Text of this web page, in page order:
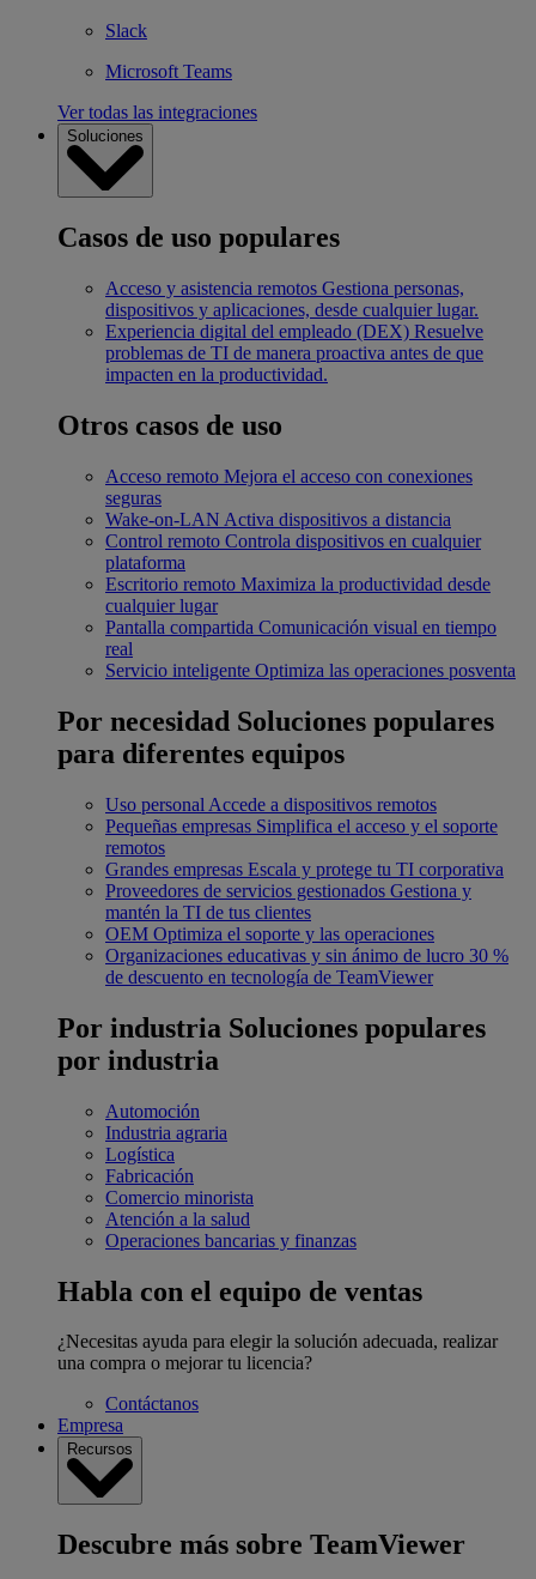
Slack
Microsoft Teams
Ver todas las integraciones
Soluciones
Casos de uso populares
Acceso y asistencia remotos Gestiona personas,
dispositivos y aplicaciones, desde cualquier lugar.
Experiencia digital del empleado (DEX) Resuelve
problemas de TI de manera proactiva antes de que
impacten en la productividad.
Otros casos de uso
Acceso remoto Mejora el acceso con conexiones
seguras
Wake-on-LAN Activa dispositivos a distancia
Control remoto Controla dispositivos en cualquier
plataforma
Escritorio remoto Maximiza la productividad desde
cualquier lugar
Pantalla compartida Comunicación visual en tiempo
real
Servicio inteligente Optimiza las operaciones posventa
Por necesidad Soluciones populares
para diferentes equipos
Uso personal Accede a dispositivos remotos
Pequeñas empresas Simplifica el acceso y el soporte
remotos
Grandes empresas Escala y protege tu TI corporativa
Proveedores de servicios gestionados Gestiona y
mantén la TI de tus clientes
OEM Optimiza el soporte y las operaciones
Organizaciones educativas y sin ánimo de lucro 30 %
de descuento en tecnología de TeamViewer
Por industria Soluciones populares
por industria
Automoción
Industria agraria
Logística
Fabricación
Comercio minorista
Atención a la salud
Operaciones bancarias y finanzas
Habla con el equipo de ventas
¿Necesitas ayuda para elegir la solución adecuada, realizar
una compra o mejorar tu licencia?
Contáctanos
Empresa
Recursos
Descubre más sobre TeamViewer